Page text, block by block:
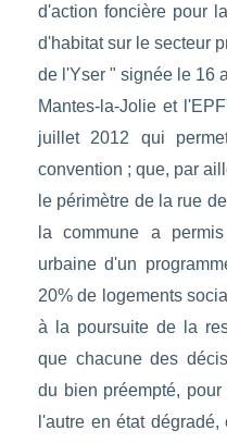
d'action foncière pour
d'habitat sur le secteur
de l'Yser " signée le 16
Mantes-la-Jolie et
juillet 2012 qui
convention ; que, par
le périmètre de la rue
la commune a
urbaine d'un
20% de logements
à la poursuite de la
que chacune des
du bien préempté,
l'autre en état